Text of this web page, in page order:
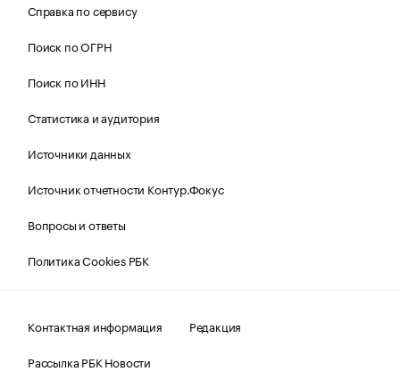
Справка по сервису
Поиск по ОГРН
Поиск по ИНН
Статистика и аудитория
Источники данных
Источник отчетности Контур.Фокус
Вопросы и ответы
Политика Cookies РБК
Контактная информация
Редакция
Рассылка РБК Новости